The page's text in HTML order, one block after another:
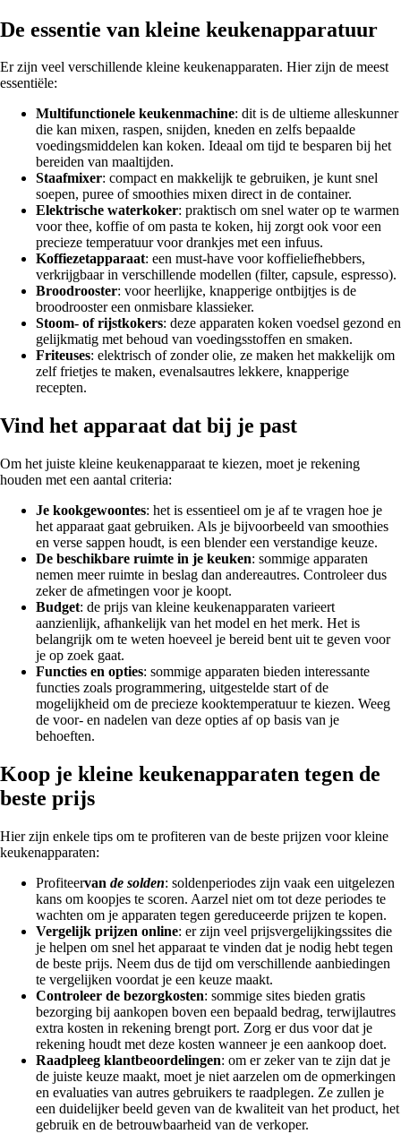
De essentie van kleine keukenapparatuur
Er zijn veel verschillende kleine keukenapparaten. Hier zijn de meest
essentiële:
Multifunctionele keukenmachine: dit is de ultieme alleskunner
die kan mixen, raspen, snijden, kneden en zelfs bepaalde
voedingsmiddelen kan koken. Ideaal om tijd te besparen bij het
bereiden van maaltijden.
Staafmixer: compact en makkelijk te gebruiken, je kunt snel
soepen, puree of smoothies mixen direct in de container.
Elektrische waterkoker: praktisch om snel water op te warmen
voor thee, koffie of om pasta te koken, hij zorgt ook voor een
precieze temperatuur voor drankjes met een infuus.
Koffiezetapparaat: een must-have voor koffieliefhebbers,
verkrijgbaar in verschillende modellen (filter, capsule, espresso).
Broodrooster: voor heerlijke, knapperige ontbijtjes is de
broodrooster een onmisbare klassieker.
Stoom- of rijstkokers: deze apparaten koken voedsel gezond en
gelijkmatig met behoud van voedingsstoffen en smaken.
Friteuses: elektrisch of zonder olie, ze maken het makkelijk om
zelf frietjes te maken, evenalsautres lekkere, knapperige
recepten.
Vind het apparaat dat bij je past
Om het juiste kleine keukenapparaat te kiezen, moet je rekening
houden met een aantal criteria:
Je kookgewoontes: het is essentieel om je af te vragen hoe je
het apparaat gaat gebruiken. Als je bijvoorbeeld van smoothies
en verse sappen houdt, is een blender een verstandige keuze.
De beschikbare ruimte in je keuken: sommige apparaten
nemen meer ruimte in beslag dan andereautres. Controleer dus
zeker de afmetingen voor je koopt.
Budget: de prijs van kleine keukenapparaten varieert
aanzienlijk, afhankelijk van het model en het merk. Het is
belangrijk om te weten hoeveel je bereid bent uit te geven voor
je op zoek gaat.
Functies en opties: sommige apparaten bieden interessante
functies zoals programmering, uitgestelde start of de
mogelijkheid om de precieze kooktemperatuur te kiezen. Weeg
de voor- en nadelen van deze opties af op basis van je
behoeften.
Koop je kleine keukenapparaten tegen de
beste prijs
Hier zijn enkele tips om te profiteren van de beste prijzen voor kleine
keukenapparaten:
Profiteervan de solden: soldenperiodes zijn vaak een uitgelezen
kans om koopjes te scoren. Aarzel niet om tot deze periodes te
wachten om je apparaten tegen gereduceerde prijzen te kopen.
Vergelijk prijzen online: er zijn veel prijsvergelijkingssites die
je helpen om snel het apparaat te vinden dat je nodig hebt tegen
de beste prijs. Neem dus de tijd om verschillende aanbiedingen
te vergelijken voordat je een keuze maakt.
Controleer de bezorgkosten: sommige sites bieden gratis
bezorging bij aankopen boven een bepaald bedrag, terwijlautres
extra kosten in rekening brengt port. Zorg er dus voor dat je
rekening houdt met deze kosten wanneer je een aankoop doet.
Raadpleeg klantbeoordelingen: om er zeker van te zijn dat je
de juiste keuze maakt, moet je niet aarzelen om de opmerkingen
en evaluaties van autres gebruikers te raadplegen. Ze zullen je
een duidelijker beeld geven van de kwaliteit van het product, het
gebruik en de betrouwbaarheid van de verkoper.